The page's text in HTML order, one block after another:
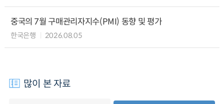
중국의 7월 구매관리자지수(PMI) 동향 및 평가
한국은행 2026.08.05
많이 본 자료